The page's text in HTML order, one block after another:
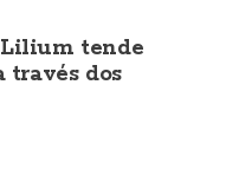
Lilium tende
través dos